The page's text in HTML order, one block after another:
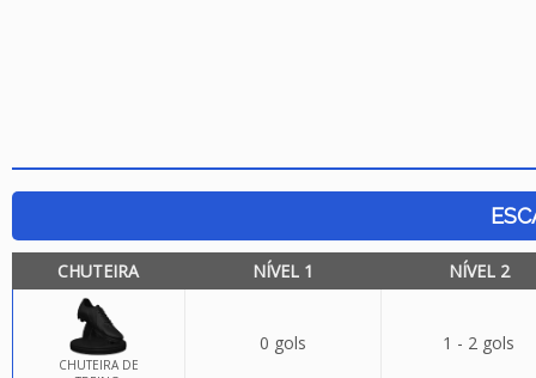
CHUTEIRA NÍVEL 1 NÍVEL 2
CHUTEIRA DE
0 gols 1 - 2 gols